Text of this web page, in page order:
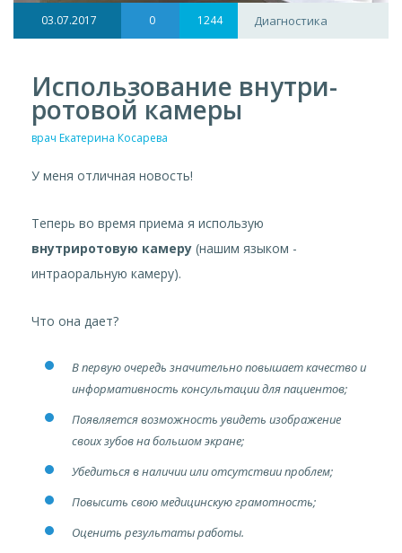
03.07.2017 0 1244 Диагностика
Использование внутри-
ротовой камеры
врач Екатерина Косарева
У меня отличная новость!
Теперь во время приема я использую
внутриротовую камеру (нашим языком -
интраоральную камеру).
Что она дает?
В первую очередь значительно повышает качество и
информативность консультации для пациентов;
Появляется возможность увидеть изображение
своих зубов на большом экране;
Убедиться в наличии или отсутствии проблем;
Повысить свою медицинскую грамотность;
Оценить результаты работы.